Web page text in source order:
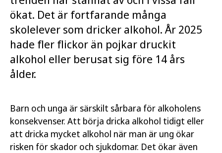
ökat. Det är fortfarande många
skolelever som dricker alkohol. År 2025
hade fler flickor än pojkar druckit
alkohol eller berusat sig före 14 års
ålder.
Barn och unga är särskilt sårbara för alkoholens
konsekvenser. Att börja dricka alkohol tidigt eller
att dricka mycket alkohol när man är ung ökar
risken för skador och sjukdomar. Det ökar även